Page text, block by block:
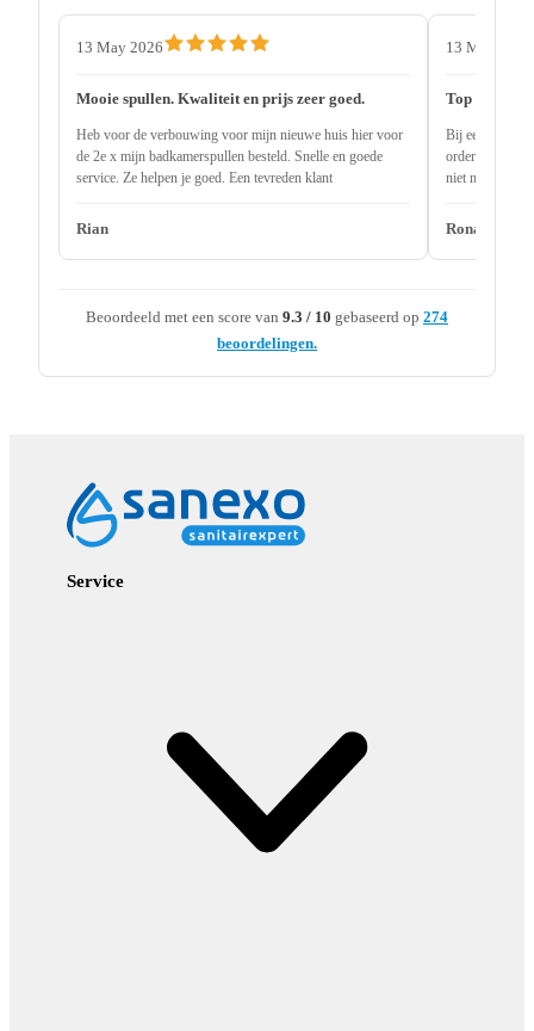
13 May 2026
Mooie spullen. Kwaliteit en prijs zeer goed.
Heb voor de verbouwing voor mijn nieuwe huis hier voor
de 2e x mijn badkamerspullen besteld. Snelle en goede
service. Ze helpen je goed. Een tevreden klant
Rian
13 May 2026
Top service
Bij een andere
order
niet nodig 2
Ronald
Beoordeeld met een score van 9.3 / 10 gebaseerd op 274
beoordelingen.
Service